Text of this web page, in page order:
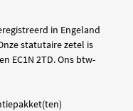
in Engeland
statutaire zetel is
EC1N 2TD. Ons btw-